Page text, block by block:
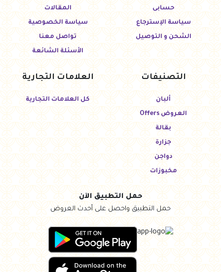
حسابى
سياسة الإسترجاع
الشحن و التوصيل
المقالات
سياسة الخصوصية
تواصل معنا
الأسئلة الشائعة
التصنيفات
ألبان
العروض Offers
بقالة
جزارة
دواجن
مخبوزات
العلامات التجارية
كل العلامات التجارية
حمل التطبيق الآن
حمل التطبيق واحصل على أحدث العروض